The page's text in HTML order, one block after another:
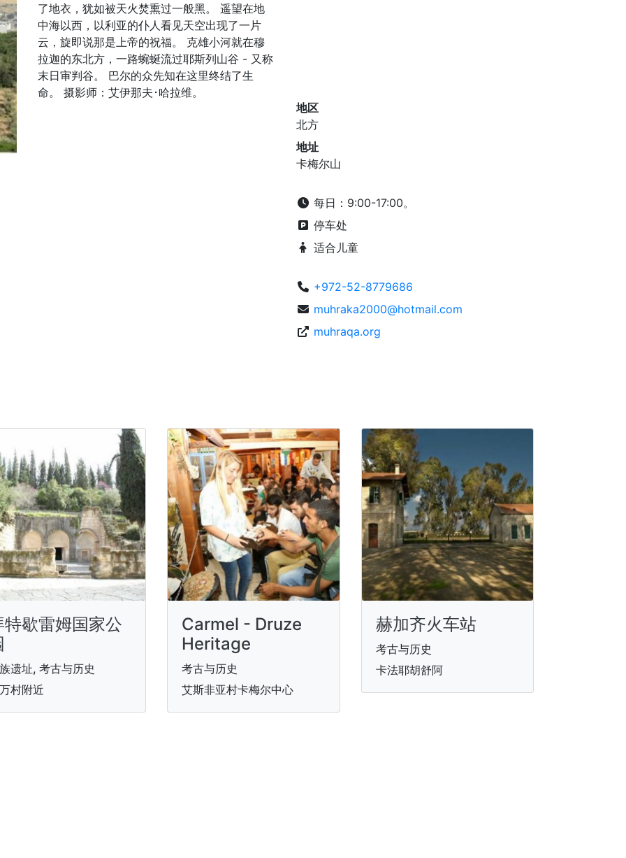
了地衣，犹如被天火焚熏过一般黑。 遥望在地
中海以西，以利亚的仆人看见天空出现了一片
云，旋即说那是上帝的祝福。 克雄小河就在穆
拉迦的东北方，一路蜿蜒流过耶斯列山谷 - 又称
末日审判谷。 巴尔的众先知在这里终结了生
命。 摄影师：艾伊那夫･哈拉维。
地区
北方
地址
卡梅尔山
每日：9:00-17:00。
停车处
适合儿童
+972-52-8779686
muhraka2000@hotmail.com
muhraqa.org
特歇雷姆国家公
遗址, 考古与历史
村附近
Carmel - Druze
Heritage
考古与历史
艾斯非亚村卡梅尔中心
赫加齐火车站
考古与历史
卡法耶胡舒阿